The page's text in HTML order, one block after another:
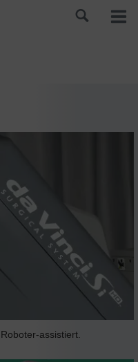
assistiert.